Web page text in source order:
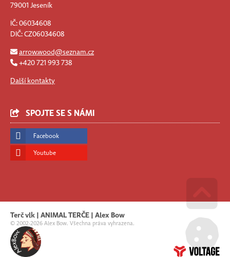
79001 Jeseník
IČ: 06034608
DIČ: CZ06034608
arrow.wood@seznam.cz
+420 721 993 738
Další kontakty
SPOJTE SE S NÁMI
Facebook
Youtube
Terč vlk | ANIMAL TERČE | Alex Bow
© 2002-2026 Alex Bow. Všechna práva vyhrazena.
Go